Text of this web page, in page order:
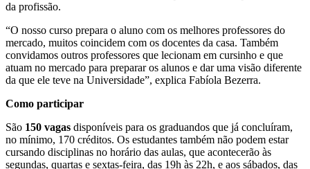
da profissão.
“O nosso curso prepara o aluno com os melhores professores do
mercado, muitos coincidem com os docentes da casa. Também
convidamos outros professores que lecionam em cursinho e que
atuam no mercado para preparar os alunos e dar uma visão diferente
da que ele teve na Universidade”, explica Fabíola Bezerra.
Como participar
São 150 vagas disponíveis para os graduandos que já concluíram,
no mínimo, 170 créditos. Os estudantes também não podem estar
cursando disciplinas no horário das aulas, que acontecerão às
segundas, quartas e sextas-feira, das 19h às 22h, e aos sábados, das